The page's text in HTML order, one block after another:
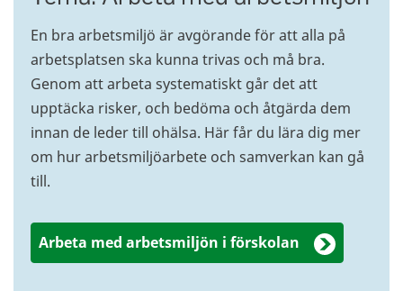
En bra arbetsmiljö är avgörande för att alla på
arbetsplatsen ska kunna trivas och må bra.
Genom att arbeta systematiskt går det att
upptäcka risker, och bedöma och åtgärda dem
innan de leder till ohälsa. Här får du lära dig mer
om hur arbetsmiljöarbete och samverkan kan gå
till.
Arbeta med arbetsmiljön i förskolan